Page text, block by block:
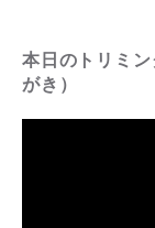
本日のトリミ
がき）